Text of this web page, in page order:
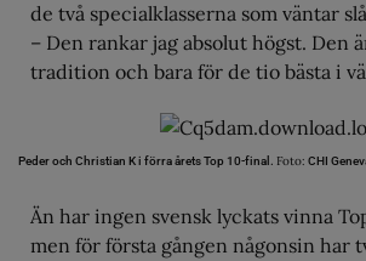
de två specialklasserna som väntar
– Den rankar jag absolut högst. Den
tradition och bara för de tio bästa i
Peder och Christian K i förra årets Top 10-final. Foto: CHI
Än har ingen svensk lyckats vinna
men för första gången någonsin har